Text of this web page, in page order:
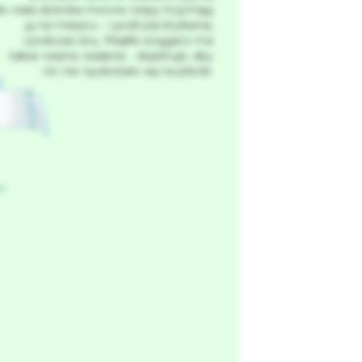
ciała dziecka mocne rzepy trzymają
ją na miejscu ‑ i podczas brykania,
i podczas snu. Miękki ściągacz ma
także ważne zadanie ‑ dopilnuje, aby
nic nie wydostało się na plecki.